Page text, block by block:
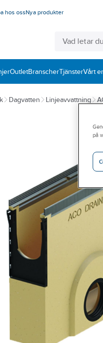
hos ossNya produkter
OutletBranscherTjänsterVårt
Dagvatten Linjeavvattning
på